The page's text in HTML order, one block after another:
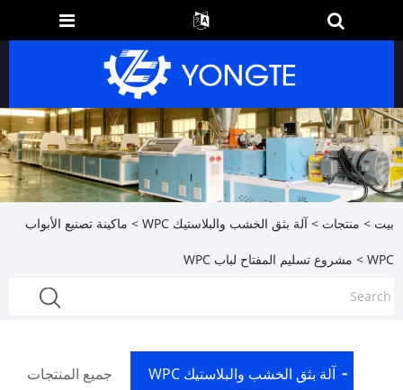
بيت > منتجات > آلة بثق الخشب والبلاستيك WPC > ماكينة تصنيع الأبواب
WPC > مشروع تسليم المفتاح لباب WPC
جميع المنتجات آلة بثق الخشب والبلاستيك WPC